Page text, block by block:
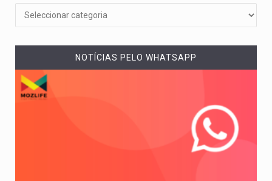
NOTÍCIAS PELO WHATSAPP